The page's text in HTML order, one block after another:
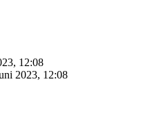
12:08
2023, 12:08